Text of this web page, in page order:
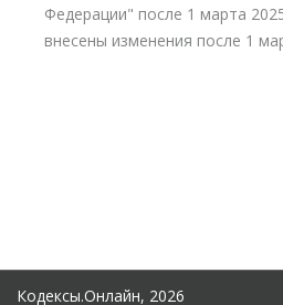
Федерации" после 1 марта
внесены изменения после 1
Кодексы.Онлайн, 2026